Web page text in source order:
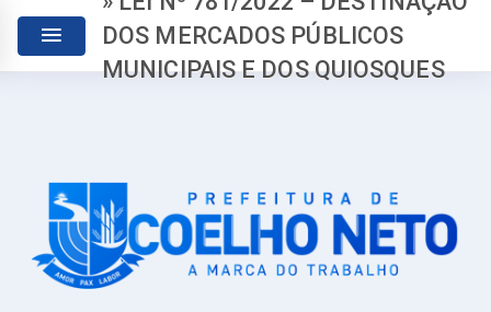
DOS MERCADOS PÚBLICOS
MUNICIPAIS E DOS QUIOSQUES